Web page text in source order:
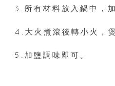
3.所有材料放入鍋中，
4.大火煮滾後轉小火，
5.加鹽調味即可。